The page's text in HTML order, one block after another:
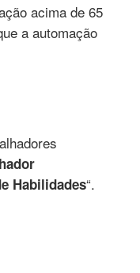
acima de 65
a automação
Habilidades“.